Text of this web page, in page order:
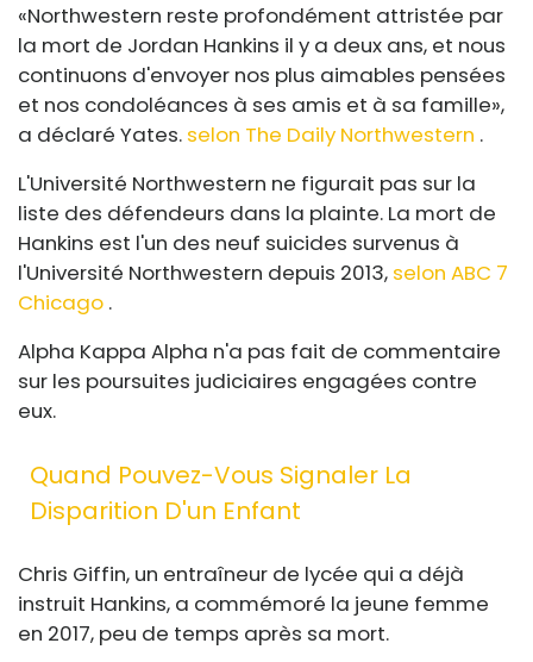
«Northwestern reste profondément attristée par
la mort de Jordan Hankins il y a deux ans, et nous
continuons d'envoyer nos plus aimables pensées
et nos condoléances à ses amis et à sa famille»,
a déclaré Yates. selon The Daily Northwestern .
L'Université Northwestern ne figurait pas sur la
liste des défendeurs dans la plainte. La mort de
Hankins est l'un des neuf suicides survenus à
l'Université Northwestern depuis 2013, selon ABC 7
Chicago .
Alpha Kappa Alpha n'a pas fait de commentaire
sur les poursuites judiciaires engagées contre
eux.
Quand Pouvez-Vous Signaler La
Disparition D'un Enfant
Chris Giffin, un entraîneur de lycée qui a déjà
instruit Hankins, a commémoré la jeune femme
en 2017, peu de temps après sa mort.